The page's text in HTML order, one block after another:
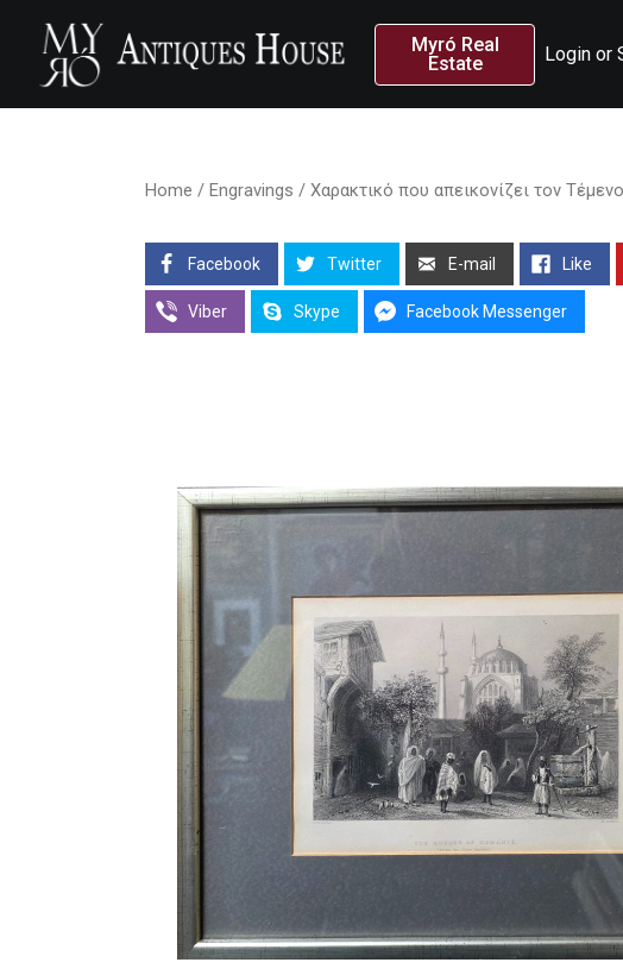
Myró Real
Estate
Login or
Home / Engravings / Χαρακτικό που απεικονίζει τον
Facebook Twitter E-mail Like
Viber Skype Facebook Messenger